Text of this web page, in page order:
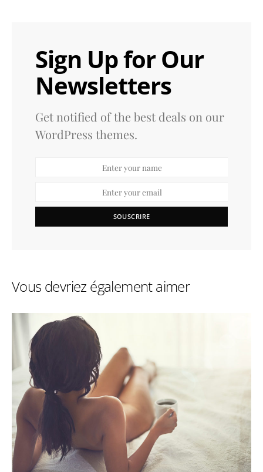
Sign Up for Our
Newsletters
Get notified of the best deals on our
WordPress themes.
SOUSCRIRE
Vous devriez également aimer